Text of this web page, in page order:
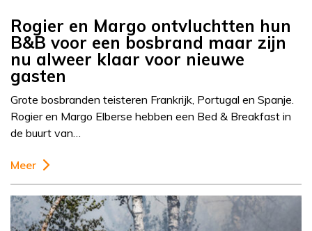
Rogier en Margo ontvluchtten hun
B&B voor een bosbrand maar zijn
nu alweer klaar voor nieuwe
gasten
Grote bosbranden teisteren Frankrijk, Portugal en Spanje.
Rogier en Margo Elberse hebben een Bed & Breakfast in
de buurt van…
Meer